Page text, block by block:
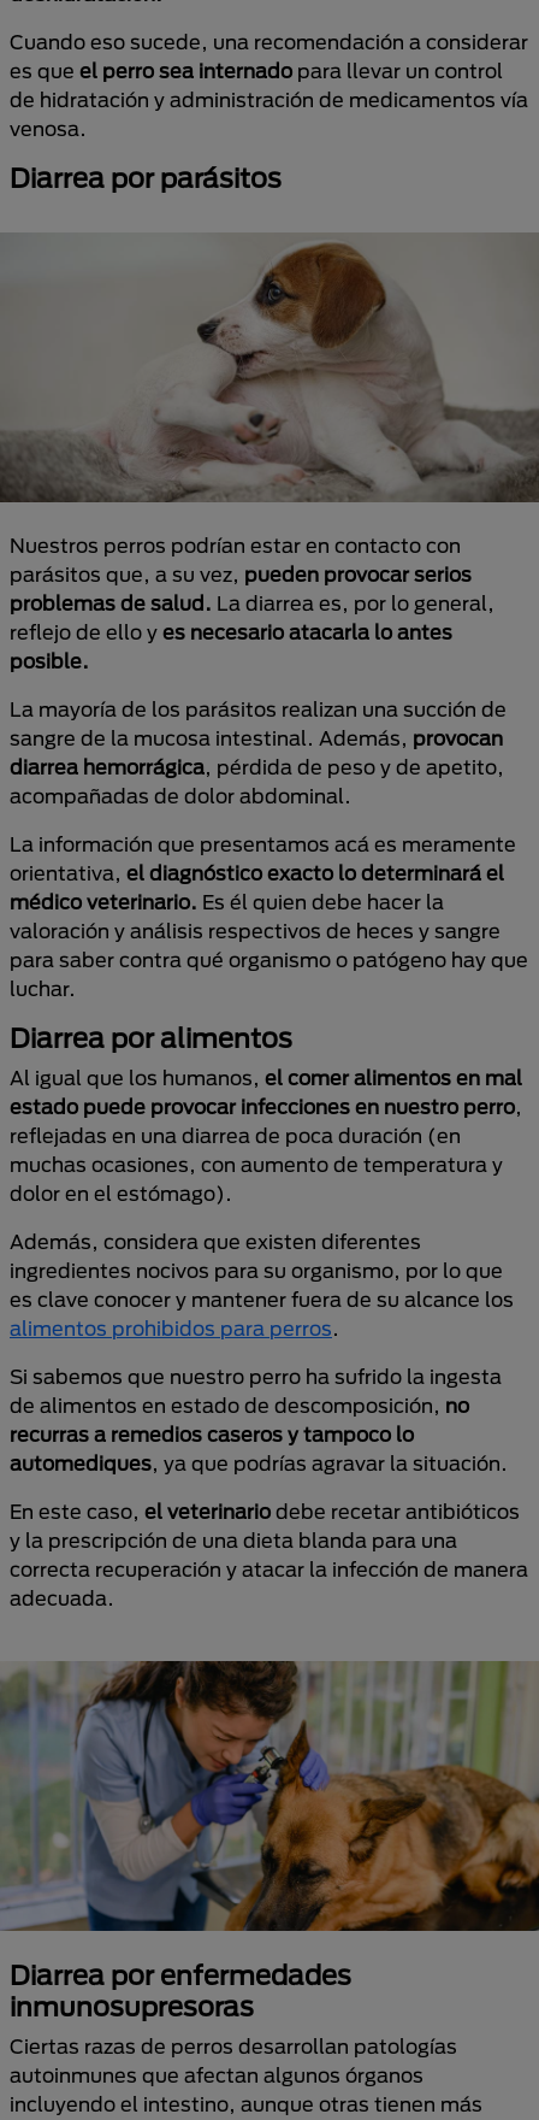
Cuando eso sucede, una recomendación a considerar
es que el perro sea internado para llevar un control
de hidratación y administración de medicamentos vía
venosa.
Diarrea por parásitos
Nuestros perros podrían estar en contacto con
parásitos que, a su vez, pueden provocar serios
problemas de salud. La diarrea es, por lo general,
reflejo de ello y es necesario atacarla lo antes
posible.
La mayoría de los parásitos realizan una succión de
sangre de la mucosa intestinal. Además, provocan
diarrea hemorrágica, pérdida de peso y de apetito,
acompañadas de dolor abdominal.
La información que presentamos acá es meramente
orientativa, el diagnóstico exacto lo determinará el
médico veterinario. Es él quien debe hacer la
valoración y análisis respectivos de heces y sangre
para saber contra qué organismo o patógeno hay que
luchar.
Diarrea por alimentos
Al igual que los humanos, el comer alimentos en mal
estado puede provocar infecciones en nuestro perro,
reflejadas en una diarrea de poca duración (en
muchas ocasiones, con aumento de temperatura y
dolor en el estómago).
Además, considera que existen diferentes
ingredientes nocivos para su organismo, por lo que
es clave conocer y mantener fuera de su alcance los
alimentos prohibidos para perros.
Si sabemos que nuestro perro ha sufrido la ingesta
de alimentos en estado de descomposición, no
recurras a remedios caseros y tampoco lo
automediques, ya que podrías agravar la situación.
En este caso, el veterinario debe recetar antibióticos
y la prescripción de una dieta blanda para una
correcta recuperación y atacar la infección de manera
adecuada.
Diarrea por enfermedades
inmunosupresoras
Ciertas razas de perros desarrollan patologías
autoinmunes que afectan algunos órganos
incluyendo el intestino, aunque otras tienen más